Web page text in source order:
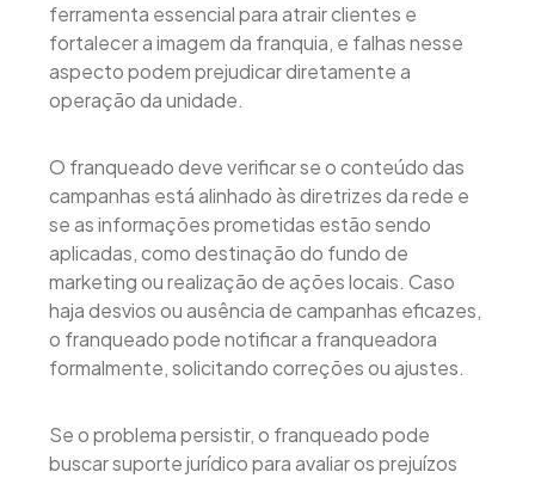
ferramenta essencial para atrair clientes e
fortalecer a imagem da franquia, e falhas nesse
aspecto podem prejudicar diretamente a
operação da unidade.
O franqueado deve verificar se o conteúdo das
campanhas está alinhado às diretrizes da rede e
se as informações prometidas estão sendo
aplicadas, como destinação do fundo de
marketing ou realização de ações locais. Caso
haja desvios ou ausência de campanhas eficazes,
o franqueado pode notificar a franqueadora
formalmente, solicitando correções ou ajustes.
Se o problema persistir, o franqueado pode
buscar suporte jurídico para avaliar os prejuízos